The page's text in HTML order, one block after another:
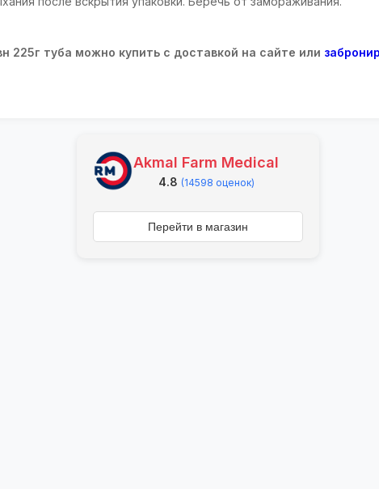
225г туба можно купить с доставкой на сайте или
Akmal Farm Medical
4.8 (14598 оценок)
Перейти в магазин